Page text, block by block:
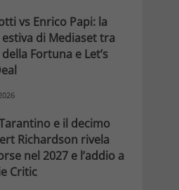
vs Enrico Papi: la
di Mediaset tra
Fortuna e Let’s
e il decimo
Richardson rivela
nel 2027 e l’addio a
Critic